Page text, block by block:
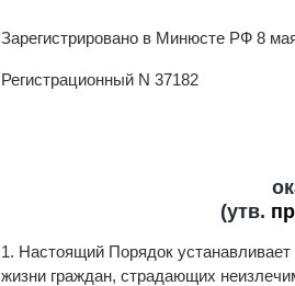
Зарегистрировано в Минюсте РФ 8 мая
Регистрационный N 37182
(утв.
1. Настоящий Порядок
жизни граждан, страдающих